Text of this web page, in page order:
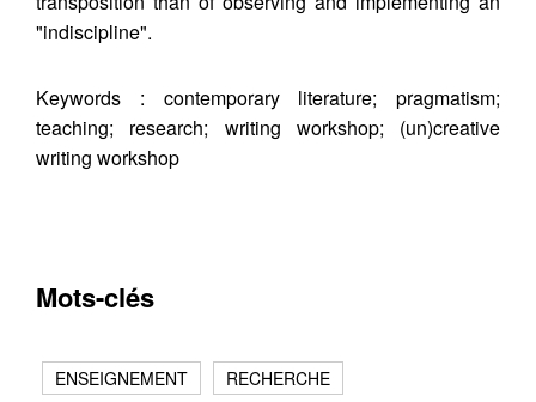
"indiscipline".
Keywords : contemporary literature; pragmatism;
teaching; research; writing workshop; (un)creative
writing workshop
Mots-clés
ENSEIGNEMENT RECHERCHE